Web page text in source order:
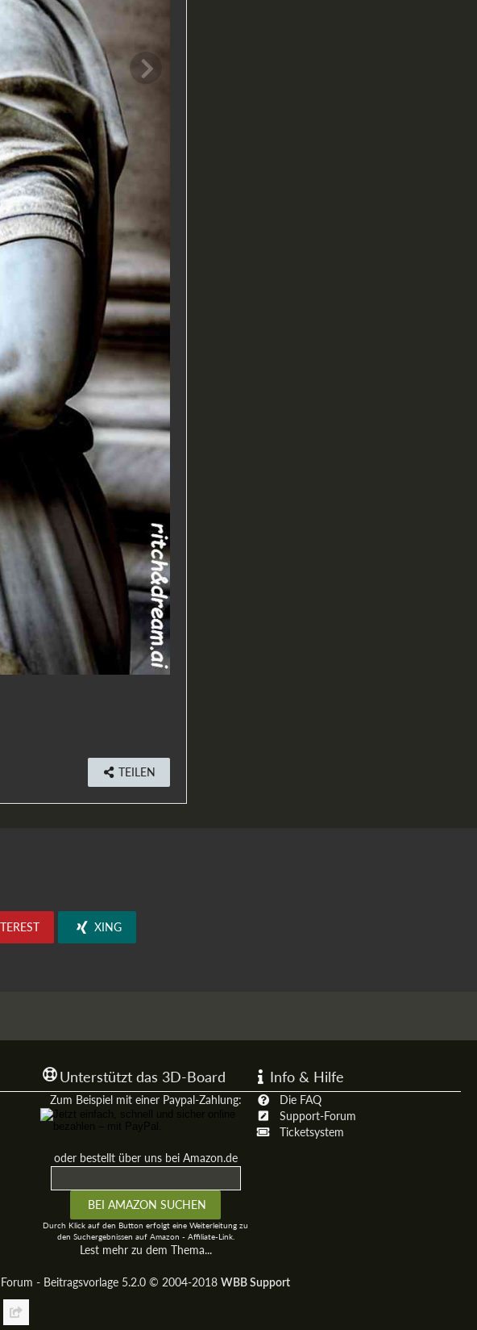
TEILEN
XING
Unterstützt das 3D-Board
Zum Beispiel mit einer Paypal-Zahlung:
oder bestellt über uns bei Amazon.de
Durch Klick auf den Button erfolgt eine Weiterleitung zu
den Suchergebnissen auf Amazon - Affiliate-Link.
Lest mehr zu dem Thema...
Info & Hilfe
Die FAQ
Support-Forum
Ticketsystem
- Beitragsvorlage 5.2.0 © 2004-2018 WBB Support